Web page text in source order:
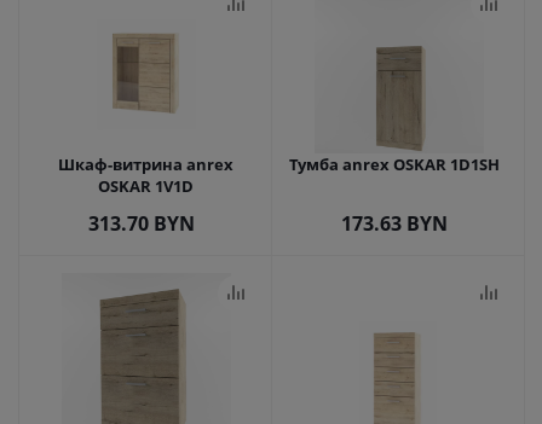
Шкаф-витрина anrex
OSKAR 1V1D
313.70 BYN
Тумба anrex OSKAR 1D1SH
173.63 BYN